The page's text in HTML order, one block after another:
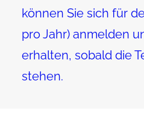
können Sie sich für
pro Jahr) anmelden
erhalten, sobald die
stehen.